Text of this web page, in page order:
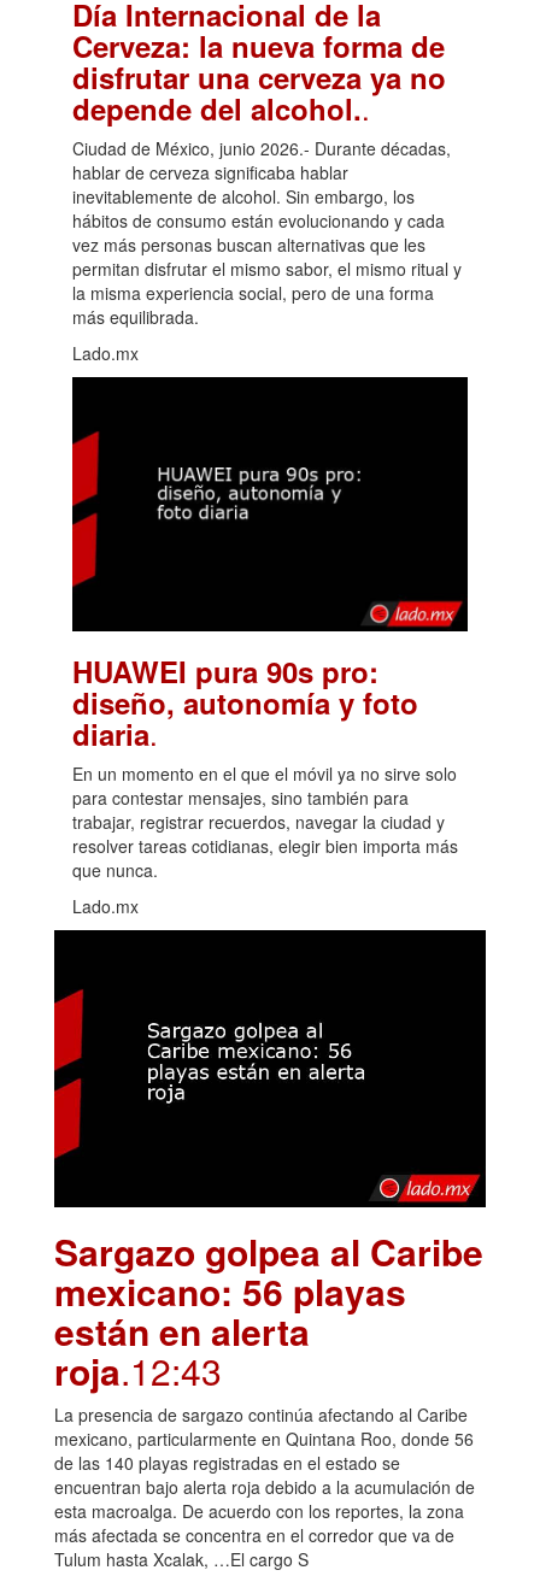
Día Internacional de la
Cerveza: la nueva forma de
disfrutar una cerveza ya no
depende del alcohol..
Ciudad de México, junio 2026.- Durante décadas,
hablar de cerveza significaba hablar
inevitablemente de alcohol. Sin embargo, los
hábitos de consumo están evolucionando y cada
vez más personas buscan alternativas que les
permitan disfrutar el mismo sabor, el mismo ritual y
la misma experiencia social, pero de una forma
más equilibrada.
Lado.mx
HUAWEI pura 90s pro:
diseño, autonomía y foto
diaria.
En un momento en el que el móvil ya no sirve solo
para contestar mensajes, sino también para
trabajar, registrar recuerdos, navegar la ciudad y
resolver tareas cotidianas, elegir bien importa más
que nunca.
Lado.mx
Sargazo golpea al Caribe
mexicano: 56 playas
están en alerta
roja.12:43
La presencia de sargazo continúa afectando al Caribe
mexicano, particularmente en Quintana Roo, donde 56
de las 140 playas registradas en el estado se
encuentran bajo alerta roja debido a la acumulación de
esta macroalga. De acuerdo con los reportes, la zona
más afectada se concentra en el corredor que va de
Tulum hasta Xcalak, …El cargo S